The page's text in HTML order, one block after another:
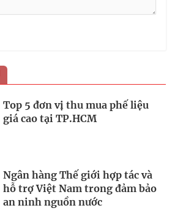
Top 5 đơn vị thu mua phế liệu
giá cao tại TP.HCM
Ngân hàng Thế giới hợp tác và
hỗ trợ Việt Nam trong đảm bảo
an ninh nguồn nước